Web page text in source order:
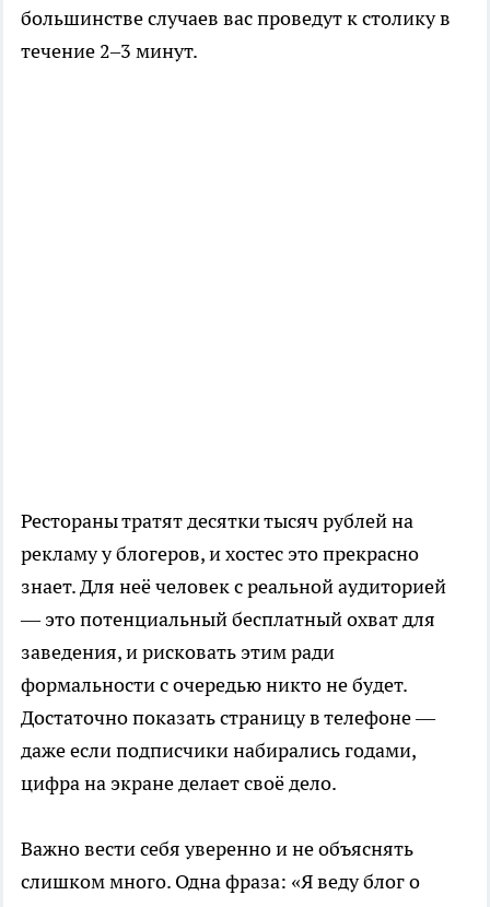
большинстве случаев вас проведут к столику в
течение 2–3 минут.
Рестораны тратят десятки тысяч рублей на
рекламу у блогеров, и хостес это прекрасно
знает. Для неё человек с реальной аудиторией
— это потенциальный бесплатный охват для
заведения, и рисковать этим ради
формальности с очередью никто не будет.
Достаточно показать страницу в телефоне —
даже если подписчики набирались годами,
цифра на экране делает своё дело.
Важно вести себя уверенно и не объяснять
слишком много. Одна фраза: «Я веду блог о